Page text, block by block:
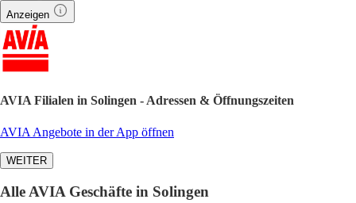
Anzeigen
AVIA Filialen in Solingen - Adressen & Öffnungszeiten
AVIA Angebote in der App öffnen
WEITER
Alle AVIA Geschäfte in Solingen